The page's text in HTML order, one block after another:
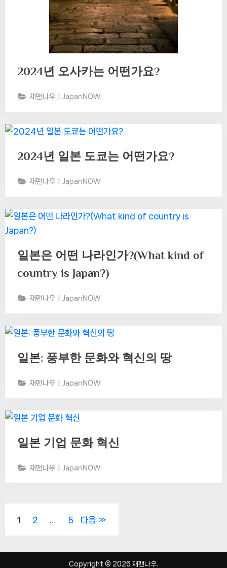
2024년 오사카는 어떤가요?
재팬나우ㅣJapanNOW
2024년 일본 도쿄는 어떤가요?
재팬나우ㅣJapanNOW
일본은 어떤 나라인가?(What kind of
country is Japan?)
재팬나우ㅣJapanNOW
일본: 풍부한 문화와 혁신의 땅
재팬나우ㅣJapanNOW
일본 기업 문화 혁신
재팬나우ㅣJapanNOW
이
1 2 5 다음
Copyright © 2026 재팬나우.